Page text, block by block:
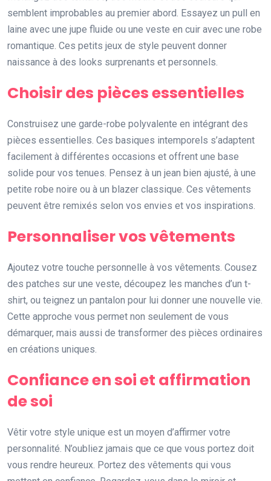
semblent improbables au premier abord. Essayez un pull en
laine avec une jupe fluide ou une veste en cuir avec une robe
romantique. Ces petits jeux de style peuvent donner
naissance à des looks surprenants et personnels.
Choisir des pièces essentielles
Construisez une garde-robe polyvalente en intégrant des
pièces essentielles. Ces basiques intemporels s’adaptent
facilement à différentes occasions et offrent une base
solide pour vos tenues. Pensez à un jean bien ajusté, à une
petite robe noire ou à un blazer classique. Ces vêtements
peuvent être remixés selon vos envies et vos inspirations.
Personnaliser vos vêtements
Ajoutez votre touche personnelle à vos vêtements. Cousez
des patches sur une veste, découpez les manches d’un t-
shirt, ou teignez un pantalon pour lui donner une nouvelle vie.
Cette approche vous permet non seulement de vous
démarquer, mais aussi de transformer des pièces ordinaires
en créations uniques.
Confiance en soi et affirmation
de soi
Vêtir votre style unique est un moyen d’affirmer votre
personnalité. N’oubliez jamais que ce que vous portez doit
vous rendre heureux. Portez des vêtements qui vous